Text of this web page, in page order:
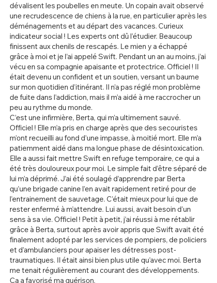
dévalisent les poubelles en meute. Un copain avait observé
une recrudescence de chiens à la rue, en particulier après les
déménagements et au départ des vacances. Curieux
indicateur social ! Les experts ont dû l’étudier. Beaucoup
finissent aux chenils de rescapés. Le mien y a échappé
grâce à moi et je l’ai appelé Swift. Pendant un an au moins, j’ai
vécu en sa compagnie apaisante et protectrice. Officiel ! Il
était devenu un confident et un soutien, versant un baume
sur mon quotidien d’itinérant. Il n’a pas réglé mon problème
de fuite dans l’addiction, mais il m’a aidé à me raccrocher un
peu au rythme du monde.
C’est une infirmière, Berta, qui m’a ultimement sauvé.
Officiel ! Elle m’a pris en charge après que des secouristes
m’ont recueilli au fond d’une impasse, à moitié mort. Elle m’a
patiemment aidé dans ma longue phase de désintoxication.
Elle a aussi fait mettre Swift en refuge temporaire, ce qui a
été très douloureux pour moi. Le simple fait d’être séparé de
lui m’a déprimé. J’ai été soulagé d’apprendre par Berta
qu’une brigade canine l’en avait rapidement retiré pour de
l’entrainement de sauvetage. C’était mieux pour lui que de
rester enfermé à m’attendre. Lui aussi, avait besoin d’un
sens à sa vie. Officiel ! Petit à petit, j’ai réussi à me rétablir
grâce à Berta, surtout après avoir appris que Swift avait été
finalement adopté par les services de pompiers, de policiers
et d’ambulanciers pour apaiser les détresses post-
traumatiques. Il était ainsi bien plus utile qu’avec moi. Berta
me tenait régulièrement au courant des développements.
Ça a favorisé ma guérison.